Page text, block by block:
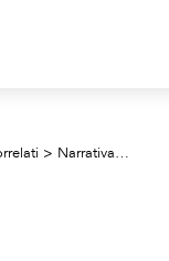
> Narrativa poliziesca e libri gialli